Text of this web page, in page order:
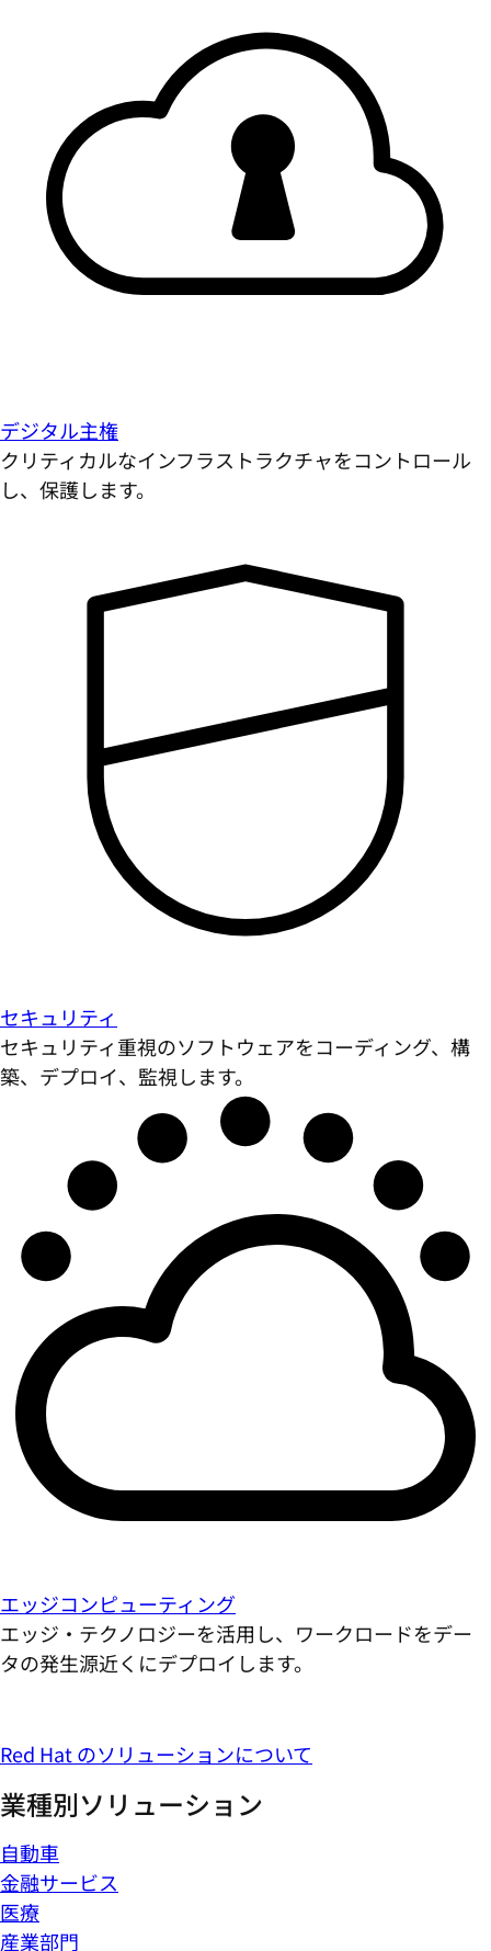
デジタル主権
クリティカルなインフラストラクチャをコントロール
し、保護します。
セキュリティ
セキュリティ重視のソフトウェアをコーディング、構
築、デプロイ、監視します。
エッジコンピューティング
エッジ・テクノロジーを活用し、ワークロードをデー
タの発生源近くにデプロイします。
Red Hat のソリューションについて
業種別ソリューション
自動車
金融サービス
医療
産業部門